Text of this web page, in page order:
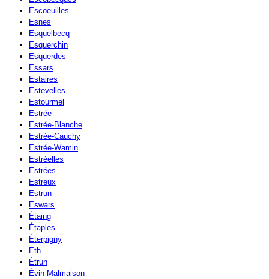
Escoeuilles
Esnes
Esquelbecq
Esquerchin
Esquerdes
Essars
Estaires
Estevelles
Estourmel
Estrée
Estrée-Blanche
Estrée-Cauchy
Estrée-Wamin
Estréelles
Estrées
Estreux
Estrun
Eswars
Étaing
Étaples
Éterpigny
Eth
Étrun
Évin-Malmaison